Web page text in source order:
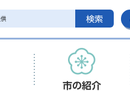
検索
市の紹介